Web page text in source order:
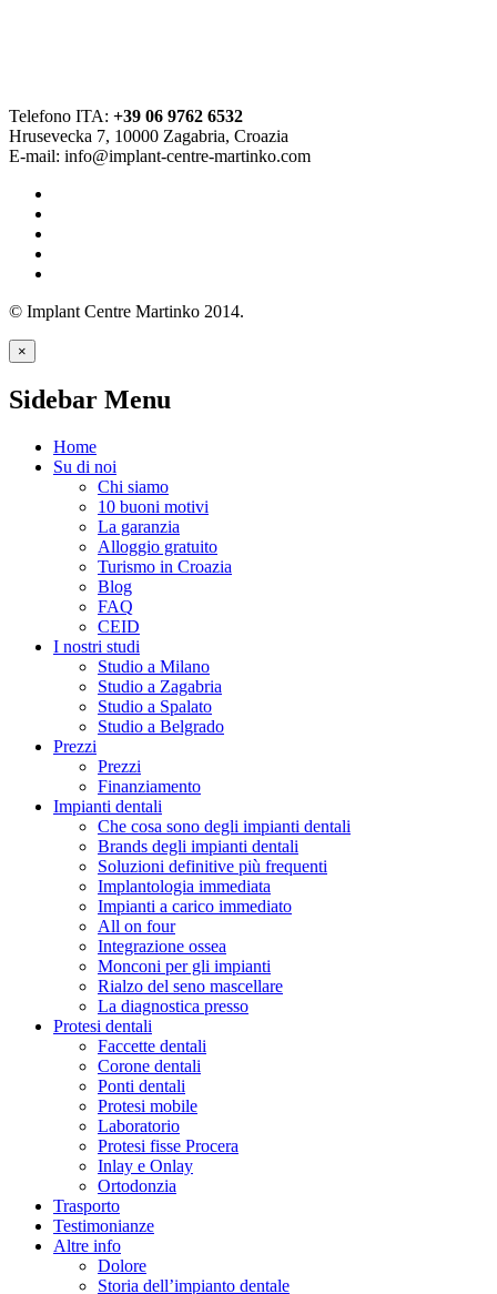
Telefono ITA: +39 06 9762 6532
Hrusevecka 7, 10000 Zagabria, Croazia
E-mail: info@implant-centre-martinko.com
© Implant Centre Martinko 2014.
×
Sidebar Menu
Home
Su di noi
Chi siamo
10 buoni motivi
La garanzia
Alloggio gratuito
Turismo in Croazia
Blog
FAQ
CEID
I nostri studi
Studio a Milano
Studio a Zagabria
Studio a Spalato
Studio a Belgrado
Prezzi
Prezzi
Finanziamento
Impianti dentali
Che cosa sono degli impianti dentali
Brands degli impianti dentali
Soluzioni definitive più frequenti
Implantologia immediata
Impianti a carico immediato
All on four
Integrazione ossea
Monconi per gli impianti
Rialzo del seno mascellare
La diagnostica presso
Protesi dentali
Faccette dentali
Corone dentali
Ponti dentali
Protesi mobile
Laboratorio
Protesi fisse Procera
Inlay e Onlay
Ortodonzia
Trasporto
Testimonianze
Altre info
Dolore
Storia dell’impianto dentale